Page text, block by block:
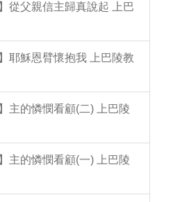
從父親信主歸真說起 上巴
耶穌恩臂懷抱我 上巴陵教
主的憐憫看顧(二) 上巴陵
主的憐憫看顧(一) 上巴陵